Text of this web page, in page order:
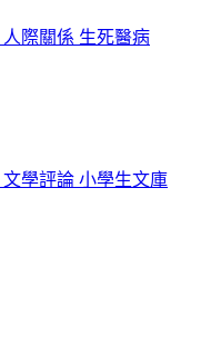
人際關係 生死醫病
文學評論 小學生文庫